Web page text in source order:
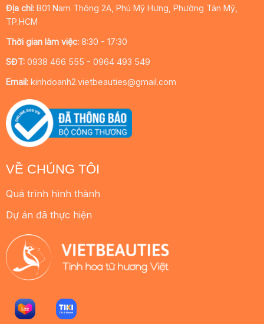
VỀ CHÚNG TÔI
Quá trình hình thành
Dự án đã thực hiện
Địa chỉ: B01 Nam Thông 2A, Phú Mỹ Hưng, Phường Tân Mỹ,
TP.HCM
Thời gian làm việc:8:30 - 17:30
SĐT:0938 466 555 - 0964 493 549
Email:kinhdoanh2.vietbeauties@gmail.com